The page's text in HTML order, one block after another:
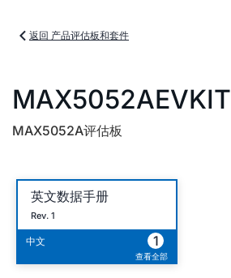
返回 产品评估板和套件
MAX5052AEVKIT
MAX5052A评估板
英文数据手册
Rev. 1
中文 1
查看全部